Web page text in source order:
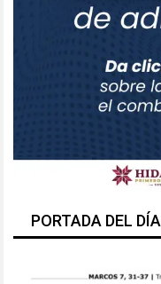
PORTADA DEL DÍA